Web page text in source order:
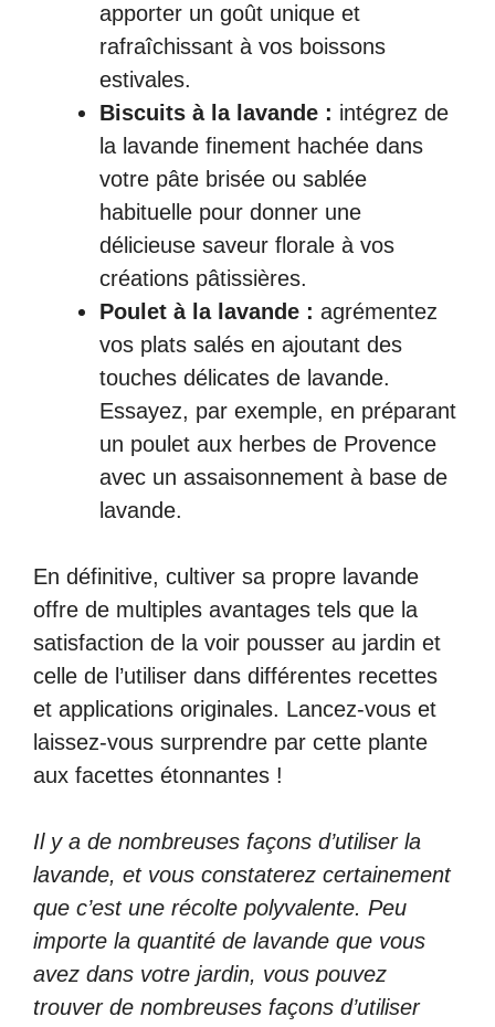
apporter un goût unique et
rafraîchissant à vos boissons
estivales.
Biscuits à la lavande : intégrez de
la lavande finement hachée dans
votre pâte brisée ou sablée
habituelle pour donner une
délicieuse saveur florale à vos
créations pâtissières.
Poulet à la lavande : agrémentez
vos plats salés en ajoutant des
touches délicates de lavande.
Essayez, par exemple, en préparant
un poulet aux herbes de Provence
avec un assaisonnement à base de
lavande.
En définitive, cultiver sa propre lavande
offre de multiples avantages tels que la
satisfaction de la voir pousser au jardin et
celle de l’utiliser dans différentes recettes
et applications originales. Lancez-vous et
laissez-vous surprendre par cette plante
aux facettes étonnantes !
Il y a de nombreuses façons d’utiliser la
lavande, et vous constaterez certainement
que c’est une récolte polyvalente. Peu
importe la quantité de lavande que vous
avez dans votre jardin, vous pouvez
trouver de nombreuses façons d’utiliser